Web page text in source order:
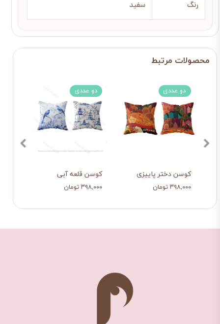
رنگ سفید
کوسن قلعه آبی
۳۹۸,۰۰۰ تومان
دو عددی
کوسن دختر پاییزی
۳۹۸,۰۰۰ تومان
دو عددی